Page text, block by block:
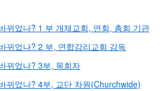
뀌었나? 1 부 개체교회, 연회, 총회 기관
뀌었나? 2 부, 연합감리교회 감독
뀌었나? 3부, 목회자
뀌었나? 4부, 교단 차원(Churchwide)